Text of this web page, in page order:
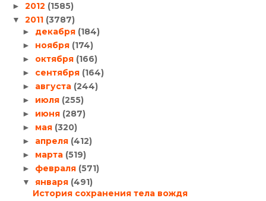
► 2012 (1585)
▼ 2011 (3787)
► декабря (184)
► ноября (174)
► октября (166)
► сентября (164)
► августа (244)
► июля (255)
► июня (287)
► мая (320)
► апреля (412)
► марта (519)
► февраля (571)
▼ января (491)
История сохранения тела вождя